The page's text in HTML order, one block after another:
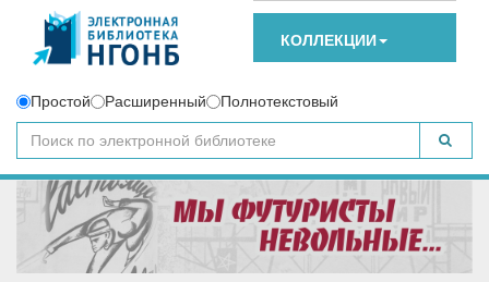
КОЛЛЕКЦИИ
Простой Расширенный Полнотекстовый